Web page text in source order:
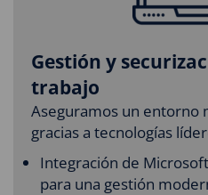
Gestión y
trabajo
Aseguramos un entorno
gracias a tecnologías
Integración de
para una gestión